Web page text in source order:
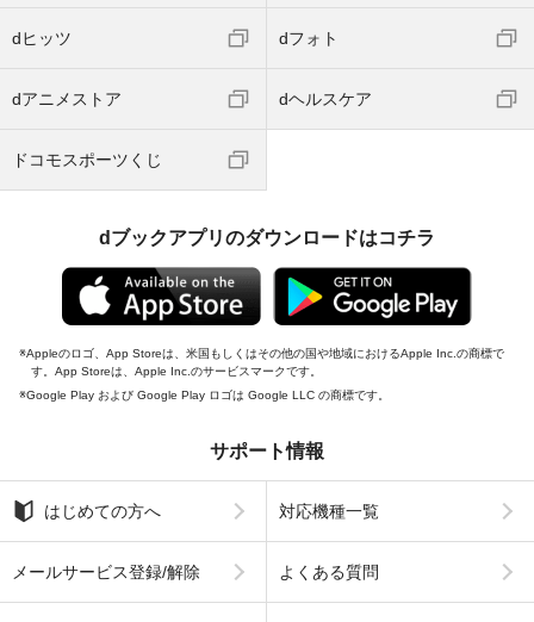
dヒッツ dフォト
dアニメストア dヘルスケア
ドコモスポーツくじ
dブックアプリのダウンロードはコチラ
Appleのロゴ、App Storeは、米国もしくはその他の国や地域におけるApple Inc.の商標で
す。App Storeは、Apple Inc.のサービスマークです。
Google Play および Google Play ロゴは Google LLC の商標です。
サポート情報
はじめての方へ 対応機種一覧
メールサービス登録/解除 よくある質問